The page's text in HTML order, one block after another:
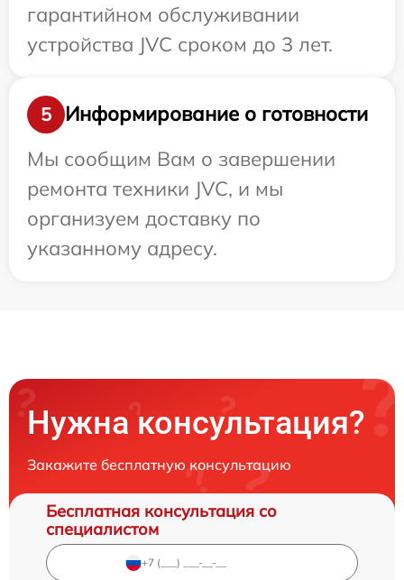
гарантийном обслуживании
устройства JVC сроком до 3 лет.
5
Информирование о готовности
Мы сообщим Вам о завершении
ремонта техники JVC, и мы
организуем доставку по
указанному адресу.
Нужна консультация?
Закажите бесплатную консультацию
Бесплатная консультация со
специалистом